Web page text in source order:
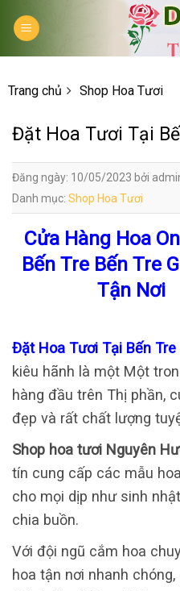
Trang chủ Shop Hoa Tươi
Đặt Hoa Tươi Tại
Đăng ngày: 10/05/2023 bởi
Danh mục: Shop Hoa Tươi
Cửa Hàng Hoa
Bến Tre Bến Tre
Tận Nơi
Đặt Hoa Tươi Tại Bến Tre
kiêu hãnh là một Một
hàng đầu trên Thị phần,
đẹp và rất chất lượng
Shop hoa tươi Nguyên
tín cung cấp các mẫu
cho mọi dịp như sinh
chia buồn.
Với đội ngũ cắm hoa
hoa tận nơi nhanh